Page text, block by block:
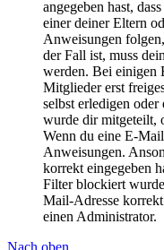
angegeben hast,
einer deiner Eltern
Anweisungen
der Fall ist, muss
werden. Bei einigen
Mitglieder erst
selbst erledigen
wurde dir mitgeteilt,
Wenn du eine E-
Anweisungen.
korrekt eingegeben
Filter blockiert
Mail-Adresse
einen Administrator.
Nach oben